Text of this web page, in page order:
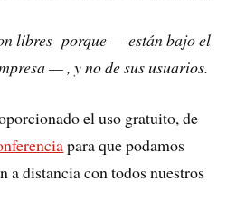
libres porque — están bajo el
— , y no de sus usuarios.
el uso gratuito, de
para que podamos
a distancia con todos nuestros